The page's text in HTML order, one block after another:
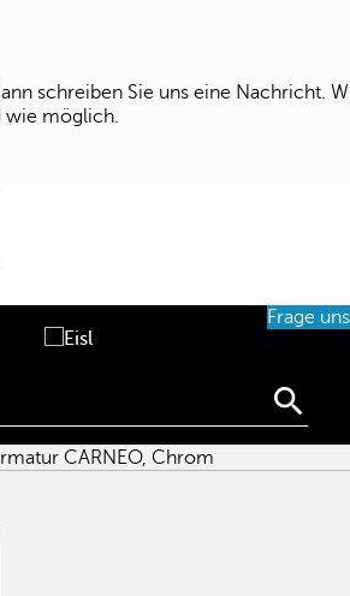
schreiben Sie uns eine Nachricht.
wie möglich.
Frage uns
